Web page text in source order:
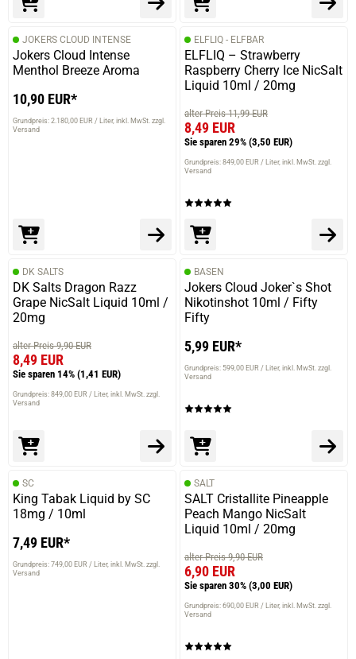
JOKERS CLOUD INTENSE
Jokers Cloud Intense
Menthol Breeze Aroma
10,90 EUR*
Grundpreis: 2.180,00 EUR / Liter inkl. MwSt. zzgl.
Versand
ELFLIQ - ELFBAR
ELFLIQ – Strawberry
Raspberry Cherry Ice NicSalt
Liquid 10ml / 20mg
alter Preis 11,99 EUR
8,49 EUR
Sie sparen 29% (3,50 EUR)
Grundpreis: 849,00 EUR / Liter inkl. MwSt. zzgl.
Versand
DK SALTS
DK Salts Dragon Razz
Grape NicSalt Liquid 10ml /
20mg
alter Preis 9,90 EUR
8,49 EUR
Sie sparen 14% (1,41 EUR)
Grundpreis: 849,00 EUR / Liter inkl. MwSt. zzgl.
Versand
BASEN
Jokers Cloud Joker`s Shot
Nikotinshot 10ml / Fifty
Fifty
5,99 EUR*
Grundpreis: 599,00 EUR / Liter inkl. MwSt. zzgl.
Versand
SC
King Tabak Liquid by SC
18mg / 10ml
7,49 EUR*
Grundpreis: 749,00 EUR / Liter inkl. MwSt. zzgl.
Versand
SALT
SALT Cristallite Pineapple
Peach Mango NicSalt
Liquid 10ml / 20mg
alter Preis 9,90 EUR
6,90 EUR
Sie sparen 30% (3,00 EUR)
Grundpreis: 690,00 EUR / Liter inkl. MwSt. zzgl.
Versand